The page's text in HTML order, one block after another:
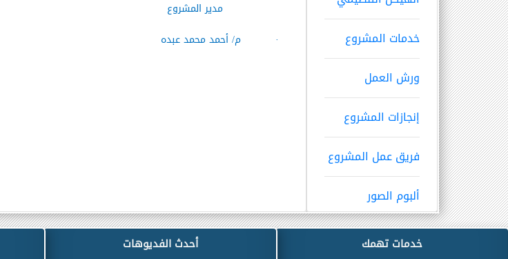
خدمات المشروع
ورش العمل
إنجازات المشروع
فريق عمل المشروع
ألبوم الصور
مدير المشروع
·
م/ أحمد محمد عبده
خدمات تهمك أحدث الفديوهات